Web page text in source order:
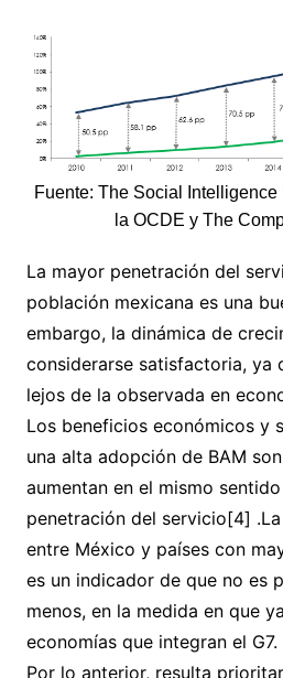
Fuente: The Social
la OCDE y The
La mayor penetración del
población mexicana es una
embargo, la dinámica de
considerarse satisfactoria, ya
lejos de la observada en
Los beneficios económicos y
una alta adopción de BAM
aumentan en el mismo
penetración del servicio[4]
entre México y países con
es un indicador de que no es
menos, en la medida en que
economías que integran el G7.
Por lo anterior, resulta